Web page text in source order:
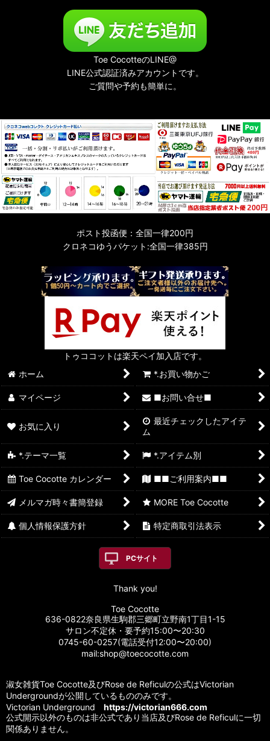
Toe CocotteのLINE@
LINE公式認証済みアカウントです。
ご質問や予約も簡単に。
ポスト投函便：全国一律200円
クロネコゆうパケット:全国一律385円
トゥココットは楽天ペイ加入店です。
ホーム
*.お買い物かご
マイページ ■お問い合せ■
お気に入り
最近チェックしたアイテ
ム
*.テーマ一覧 *.アイテム別
Toe Cocotte カレンダー ■■ご利用案内■■
メルマガ時々書簡登録 MORE Toe Cocotte
個人情報保護方針 特定商取引法表示
PCサイト
Thank you!
Toe Cocotte
636-0822奈良県生駒郡三郷町立野南1丁目1-15
サロン不定休・要予約15:00〜20:30
0745-60-0257(電話受付12:00〜20:00)
mail:shop@toecocotte.com
淑女雑貨Toe Cocotte及びRose de Reficulの公式はVictorian
Undergroundが公開しているもののみです。
Victorian Underground https://victorian666.com
公式開示以外のものは非公式であり当店及びRose de Reficulに一切
関係ありません。